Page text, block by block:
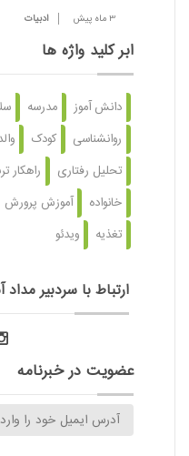
3 ماه پیش ادبیات
ابر کلید واژه ها
دانش آموز مدرسه
روانشناسی
کودک
تحلیل رفتاری
راهکار
خانواده
آموزش پرورش
تغذیه
ویدئو
ارتباط با سردبیر مداد
عضویت در خبرنامه